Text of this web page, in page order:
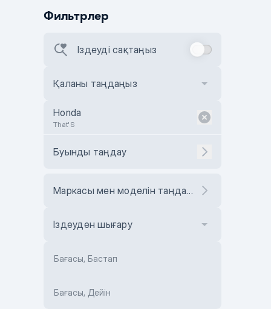
Фильтрлер
Іздеуді сақтаңыз
Қаланы таңдаңыз
Honda
That'S
Буынды таңдау
Маркасы мен моделін таңдаңыз
Іздеуден шығару
Бағасы, Бастап
Бағасы, Дейін